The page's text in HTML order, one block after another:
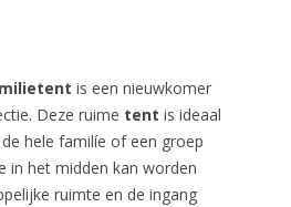
is een nieuwkomer
Deze ruime tent is ideaal
hele familíe of een groep
in het midden kan worden
ruimte en de ingang